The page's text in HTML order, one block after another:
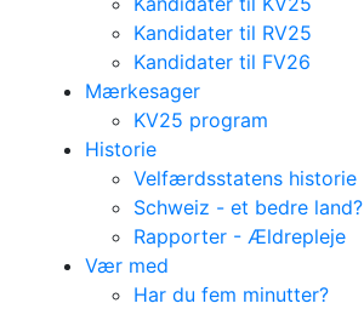
Kandidater til RV25
Kandidater til FV26
Mærkesager
KV25 program
Historie
Velfærdsstatens historie
Schweiz - et bedre land?
Rapporter - Ældrepleje
Vær med
Har du fem minutter?